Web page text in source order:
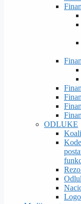
ODLUKE